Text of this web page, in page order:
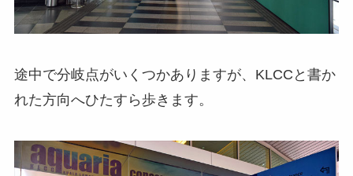
途中で分岐点がいくつかありますが、KLCCと書か
れた方向へひたすら歩きます。